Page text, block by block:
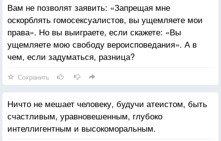
Вам не позволят заявить: «Запрещая мне
оскорблять гомосексуалистов, вы ущемляете мои
права». Но вы выиграете, если скажете: «Вы
ущемляете мою свободу вероисповедания». А в
чем, если задуматься, разница?
Сохранить
Ничто не мешает человеку, будучи атеистом, быть
счастливым, уравновешенным, глубоко
интеллигентным и высокоморальным.